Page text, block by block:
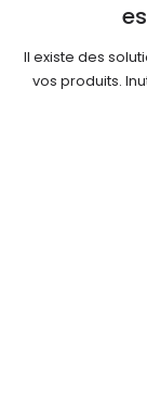
Devis
Il existe des
vos produits.